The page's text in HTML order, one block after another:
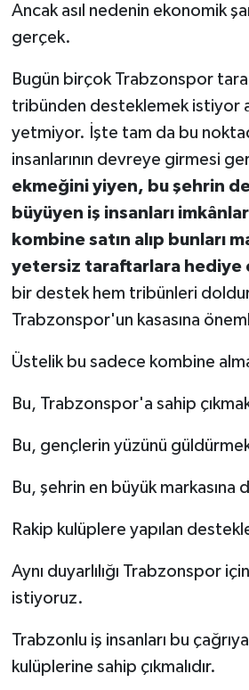
Ancak asıl nedenin ekonomik
gerçek.
Bugün birçok Trabzonspor
tribünden desteklemek istiyor
yetmiyor. İşte tam da bu
insanlarının devreye girmesi
ekmeğini yiyen, bu şehrin
büyüyen iş insanları
kombine satın alıp bunları
yetersiz taraftarlara hediye
bir destek hem tribünleri
Trabzonspor'un kasasına
Üstelik bu sadece kombine
Bu, Trabzonspor'a sahip
Bu, gençlerin yüzünü
Bu, şehrin en büyük
Rakip kulüplere yapılan
Aynı duyarlılığı Trabzonspor
istiyoruz.
Trabzonlu iş insanları bu
kulüplerine sahip çıkmalıdır.